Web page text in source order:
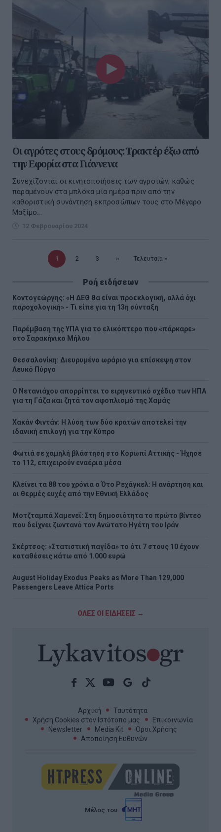
Οι αγρότες στους δρόμους: Τρακτέρ έξω από
την Εφορία στα Γιάννενα
Συνεχίζονται οι κινητοποιήσεις των αγροτών, καθώς
παραμένουν στα μπλόκα μία ημέρα πριν από την
καθοριστική συνάντηση εκπροσώπων τους στο Μέγαρο
Μαξίμο...
12 Φεβρουαρίου 2024
Τρέχουσα
1 Σελίδα
2 Σελίδα
3 Επόμενη
›› Τελευταία
Τελευταία »
Ροή ειδήσεων
Κοντογεώργης: «Η ΔΕΘ θα είναι προεκλογική, αλλά όχι
παροχολογική» - Τι είπε για τη 13η σύνταξη
Παρέμβαση της ΥΠΑ για το ελικόπτερο που «πάρκαρε»
στο Σαρακήνικο Μήλου
Θεσσαλονίκη: Διευρυμένο ωράριο για επίσκεψη στον
Λευκό Πύργο
Ο Νετανιάχου απορρίπτει το ειρηνευτικό σχέδιο των ΗΠΑ
για τη Γάζα και ζητά τον αφοπλισμό της Χαμάς
Χακάν Φιντάν: Η λύση των δύο κρατών αποτελεί την
ιδανική επιλογή για την Κύπρο
Φωτιά σε χαμηλή βλάστηση στο Κορωπί Αττικής - Ήχησε
το 112, επιχειρούν εναέρια μέσα
Κλείνει τα 88 του χρόνια ο Ότο Ρεχάγκελ: Η ανάρτηση και
οι θερμές ευχές από την Εθνική Ελλάδος
Μοτζταμπά Χαμενεΐ: Στη δημοσιότητα το πρώτο βίντεο
που δείχνει ζωντανό τον Ανώτατο Ηγέτη του Ιράν
Σκέρτσος: «Στατιστική παγίδα» το ότι 7 στους 10 έχουν
καταθέσεις κάτω από 1.000 ευρώ
August Holiday Exodus Peaks as More Than 129,000
Passengers Leave Attica Ports
ΟΛΕΣ ΟΙ ΕΙΔΗΣΕΙΣ →
Αρχική
Ταυτότητα
Χρήση Cookies στον Ιστότοπο μας
Επικοινωνία
Newsletter
Media Kit
Όροι Χρήσης
Αποποίηση Ευθυνών
Μέλος του